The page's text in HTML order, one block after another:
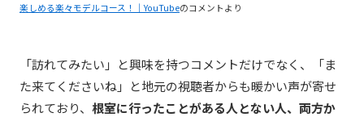
楽しめる楽々モデルコース！｜YouTubeのコメントより
「訪れてみたい」と興味を持つコメントだけでなく、「ま
た来てくださいね」と地元の視聴者からも暖かい声が寄せ
られており、 根室に行ったことがある人とない人、両方か